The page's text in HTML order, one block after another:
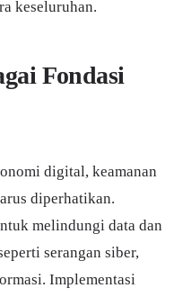
keseluruhan.
Fondasi
digital, keamanan
diperhatikan.
melindungi data dan
serangan siber,
Implementasi